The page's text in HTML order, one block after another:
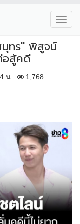
มุทร" พิสูจน์
อสู้คดี
น. 1,768